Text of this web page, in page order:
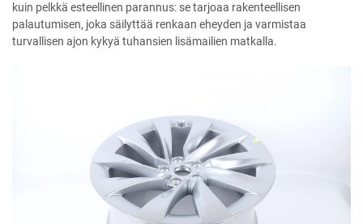
kuin pelkkä esteellinen parannus: se tarjoaa rakenteellisen
palautumisen, joka säilyttää renkaan eheyden ja varmistaa
turvallisen ajon kykyä tuhansien lisämailien matkalla.